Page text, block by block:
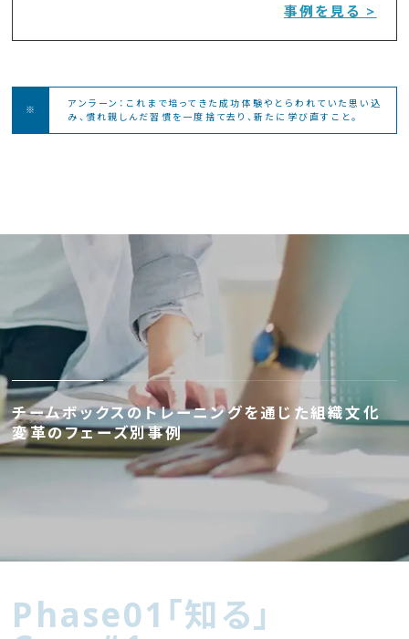
事例を見る >
アンラーン：これまで培ってきた成功体験やとらわれていた思い込
み、慣れ親しんだ習慣を一度捨て去り、新たに学び直すこと。
チームボックスのトレーニングを通じた組織文化
変革のフェーズ別事例
Phase01「知る」